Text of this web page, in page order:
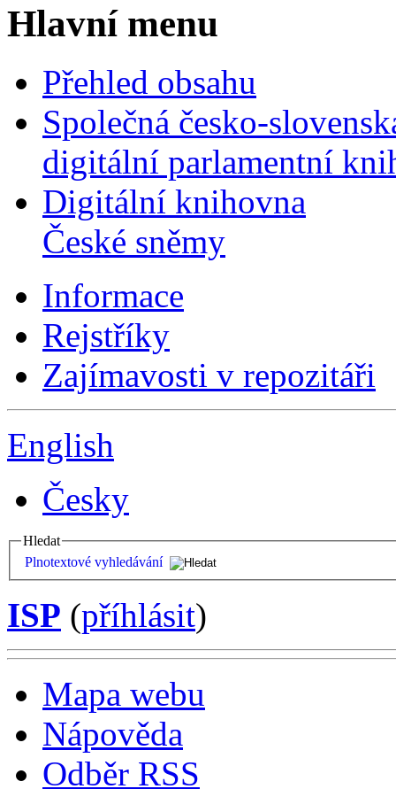
Hlavní menu
Přehled obsahu
Společná česko-
digitální parlamentní
Digitální knihovna
České sněmy
Informace
Rejstříky
Zajímavosti v repozitáři
English
Česky
Hledat
Plnotextové vyhledávání
ISP (příhlásit)
Mapa webu
Nápověda
Odběr RSS